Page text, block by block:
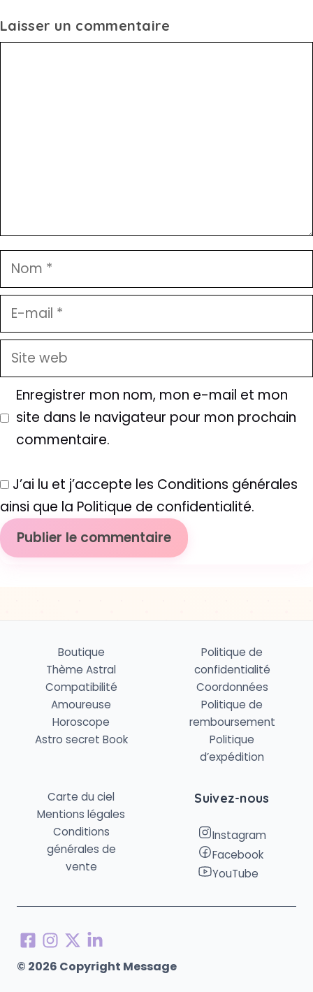
Laisser un commentaire
Nom
E-
mail
Site
web
Enregistrer mon nom, mon e-mail et mon
site dans le navigateur pour mon prochain
commentaire.
J’ai lu et j’accepte les Conditions générales
ainsi que la Politique de confidentialité.
Boutique
Thème Astral
Compatibilité
Amoureuse
Horoscope
Astro secret Book
Politique de
confidentialité
Coordonnées
Politique de
remboursement
Politique
d’expédition
Carte du ciel
Mentions légales
Conditions
générales de
vente
Suivez-nous
Instagram
Facebook
YouTube
© 2026 Copyright Message